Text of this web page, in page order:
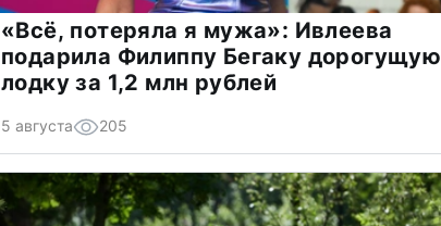
«Всё, потеряла я мужа»: Ивлеева
подарила Филиппу Бегаку дорогущую
лодку за 1,2 млн рублей
5 августа 205